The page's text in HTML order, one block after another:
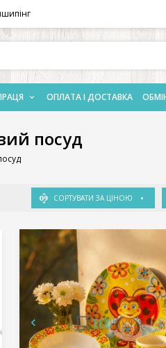
ОПЛАТА І ДОСТАВКА
посуд
СОРТУВАТИ ЗА ЦІНОЮ